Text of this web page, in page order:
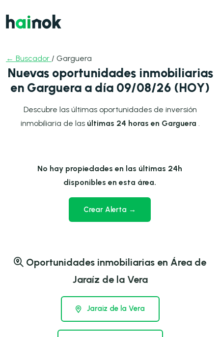
← Buscador / Garguera
Nuevas oportunidades inmobiliarias
en Garguera a día 09/08/26 (HOY)
Descubre las últimas oportunidades de inversión
inmobiliaria de las últimas 24 horas en Garguera
No hay propiedades en las últimas 24h
disponibles en esta área.
Crear Alerta →
Oportunidades inmobiliarias en Área de
Jaraíz de la Vera
Jaraiz de la Vera